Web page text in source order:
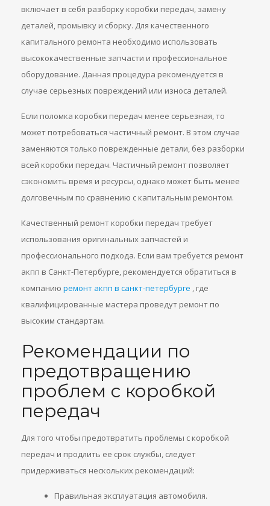
включает в себя разборку коробки передач, замену
деталей, промывку и сборку. Для качественного
капитального ремонта необходимо использовать
высококачественные запчасти и профессиональное
оборудование. Данная процедура рекомендуется в
случае серьезных повреждений или износа деталей.
Если поломка коробки передач менее серьезная, то
может потребоваться частичный ремонт. В этом случае
заменяются только поврежденные детали, без разборки
всей коробки передач. Частичный ремонт позволяет
сэкономить время и ресурсы, однако может быть менее
долговечным по сравнению с капитальным ремонтом.
Качественный ремонт коробки передач требует
использования оригинальных запчастей и
профессионального подхода. Если вам требуется ремонт
акпп в Санкт-Петербурге, рекомендуется обратиться в
компанию ремонт акпп в санкт-петербурге , где
квалифицированные мастера проведут ремонт по
высоким стандартам.
Рекомендации по
предотвращению
проблем с коробкой
передач
Для того чтобы предотвратить проблемы с коробкой
передач и продлить ее срок службы, следует
придерживаться нескольких рекомендаций:
Правильная эксплуатация автомобиля.